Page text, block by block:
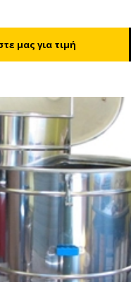
τον πυθμένα της συσκευής
τον χρόνο θέρμανσης
απώλειες θερμότητας και το
κεριών. ΧΩΡΗΤΙΚΟΤΗΤΑ =
με τις διαστάσεις
Χρόνος για να ζεσταθεί το
30 λεπτά (ανάλογα με την
Συνιστάται για
Τεχνικά
cm, έξω 66 cm -
με το μέγεθος των
49 cm - συνολικό ύψος: 90
2.500 W - τάση: 230 V ~ 50
ατμού: 14 λίτρα -
ενέργεια - υλικό:
AISI 304